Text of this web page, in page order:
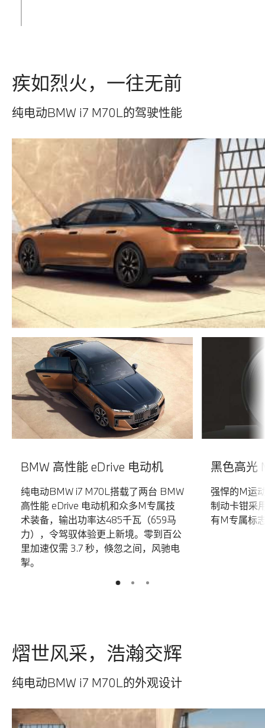
疾如烈火，一往无前
纯电动BMW i7 M70L的驾驶性能
BMW 高性能 eDrive 电动机
纯电动BMW i7 M70L搭载了两台 BMW
高性能 eDrive 电动机和众多M专属技
术装备，输出功率达485千瓦（659马
力），令驾驭体验更上新境。零到百公
里加速仅需 3.7 秒，倏忽之间，风驰电
掣。
黑色高光
强悍的M运
制动卡钳采
有M专属标
1 2 3
熠世风采，浩瀚交辉
纯电动BMW i7 M70L的外观设计